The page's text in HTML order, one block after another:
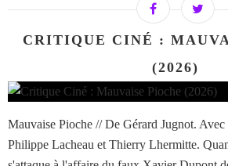
CRITIQUE CINÉ :
(2026)
Mauvaise Pioche // De Gérard Jugnot. Avec
Philippe Lacheau et Thierry Lhermitte.